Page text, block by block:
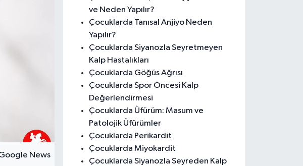
ve Neden Yapılır?
Çocuklarda Tanısal Anjiyo Neden
Yapılır?
Çocuklarda Siyanozla Seyretmeyen
Kalp Hastalıkları
Çocuklarda Göğüs Ağrısı
Çocuklarda Spor Öncesi Kalp
Değerlendirmesi
Çocuklarda Üfürüm: Masum ve
Patolojik Üfürümler
Çocuklarda Perikardit
Çocuklarda Miyokardit
Çocuklarda Siyanozla Seyreden Kalp